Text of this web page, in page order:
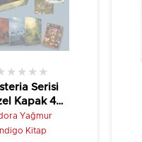
Serisi
Kapak 4
(Hediyeli
Kutu)
★ ★ ★ ★
Yağmur
İndigo Kitap